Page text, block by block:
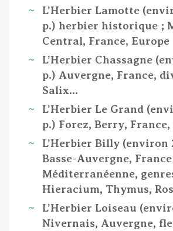
L’Herbier Lamotte
p.) herbier historique ;
Central, France, Europe
L’Herbier Chassagne
p.) Auvergne, France,
Salix…
L’Herbier Le Grand
p.) Forez, Berry,
L’Herbier Billy (environ
Basse-Auvergne,
Méditerranéenne,
Hieracium, Thymus,
L’Herbier Loiseau
Nivernais, Auvergne,